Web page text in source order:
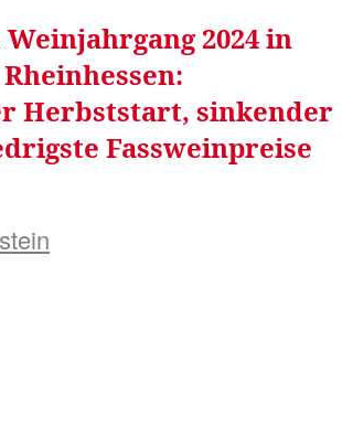
2024 in
Herbststart, sinkender
Fassweinpreise